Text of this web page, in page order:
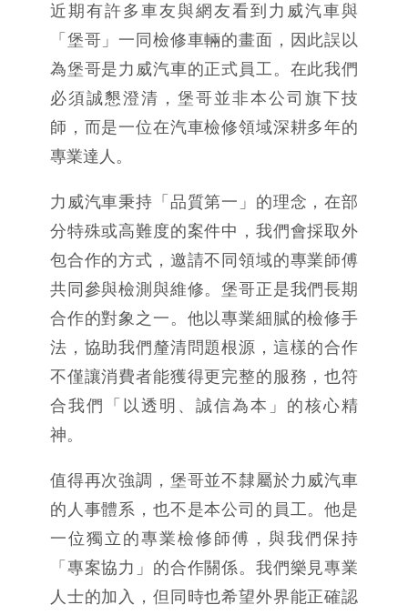
近期有許多車友與網友看到力威汽車與
「堡哥」一同檢修車輛的畫面，因此誤以
為堡哥是力威汽車的正式員工。在此我們
必須誠懇澄清，堡哥並非本公司旗下技
師，而是一位在汽車檢修領域深耕多年的
專業達人。
力威汽車秉持「品質第一」的理念，在部
分特殊或高難度的案件中，我們會採取外
包合作的方式，邀請不同領域的專業師傅
共同參與檢測與維修。堡哥正是我們長期
合作的對象之一。他以專業細膩的檢修手
法，協助我們釐清問題根源，這樣的合作
不僅讓消費者能獲得更完整的服務，也符
合我們「以透明、誠信為本」的核心精
神。
值得再次強調，堡哥並不隸屬於力威汽車
的人事體系，也不是本公司的員工。他是
一位獨立的專業檢修師傅，與我們保持
「專案協力」的合作關係。我們樂見專業
人士的加入，但同時也希望外界能正確認